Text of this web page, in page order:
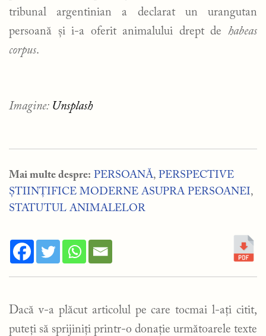
tribunal argentinian a declarat un urangutan
persoană și i-a oferit animalului drept de habeas
corpus.
Imagine: Unsplash
Mai multe despre: PERSOANĂ, PERSPECTIVE
ȘTIINȚIFICE MODERNE ASUPRA PERSOANEI,
STATUTUL ANIMALELOR
Dacă v-a plăcut articolul pe care tocmai l-ați citit,
puteți să sprijiniți printr-o donație următoarele texte